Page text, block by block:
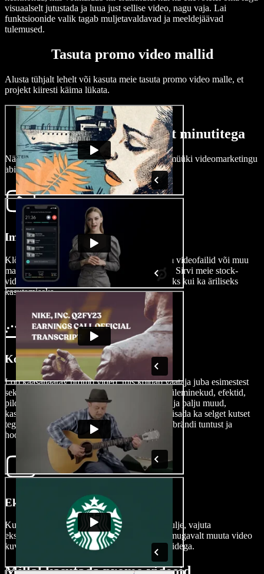
visuaalselt jutustada ja luua just sellise video, nagu vaja. Lai
funktsioonide valik tagab muljetavaldavad ja meeldejäävad
tulemused.
Tasuta promo video mallid
Alusta tühjalt lehelt või kasuta meie tasuta promo video malle, et
projekt kiiresti käima lükata.
Kuidas luua promo videot minutitega
Näita oma tooteid või teenuseid ja suurenda müüki videomarketingu
abil.
Impordi oma video
Klõpsa piltidel või videotel, et importida enda videofailid või muu
materjal. Pole oma materjali? Pole probleemi! Sirvi meie stock-
videote kogu, kust leiad sadu faile nii isiklikuks kui ka äriliseks
kasutamiseks.
Koosta oma promo video
Loo kaasahaarav promo video, mis köidab vaataja juba esimestest
sekunditest — lisa meeldejääv intro, fondid, üleminekud, efektid,
pildid, videoklipid, AI-hääled, taustamuusika ja palju muud,
kasutades meie lohistamisliidest. Ära unusta lisada ka selget kutset
tegevusele ja vesimärgiga logo, et tugevdada brändi tuntust ja
hoogustada müüki.
Ekspordi oma promo video
Kui sinu video on viimistletud ja jätab hea mulje, vajuta
eksportimise nuppu. Enne eksportimist saad mugavalt muuta video
kuvasuhet, et see sobituks erinevate platvormidega.